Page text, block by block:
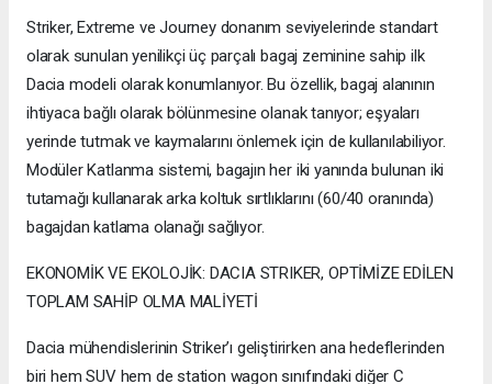
Striker, Extreme ve Journey donanım seviyelerinde standart
olarak sunulan yenilikçi üç parçalı bagaj zeminine sahip ilk
Dacia modeli olarak konumlanıyor. Bu özellik, bagaj alanının
ihtiyaca bağlı olarak bölünmesine olanak tanıyor; eşyaları
yerinde tutmak ve kaymalarını önlemek için de kullanılabiliyor.
Modüler Katlanma sistemi, bagajın her iki yanında bulunan iki
tutamağı kullanarak arka koltuk sırtlıklarını (60/40 oranında)
bagajdan katlama olanağı sağlıyor.
EKONOMİK VE EKOLOJİK: DACIA STRIKER, OPTİMİZE EDİLEN
TOPLAM SAHİP OLMA MALİYETİ
Dacia mühendislerinin Striker’ı geliştirirken ana hedeflerinden
biri hem SUV hem de station wagon sınıfındaki diğer C